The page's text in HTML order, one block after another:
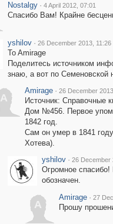
Nostalgy · 4 April 2012, 07:01
Спасибо Вам! Крайне
yshilov · 26 December 2013, 11:26
To Amirage
Поделитесь источником
знаю, а вот по Семеновской
A
Amirage · 26 December
Источник: Справочные
Дом №456. Первое
1842 год.
Сам он умер в 1841
Хотева).
yshilov · 26 December
Огромное спасибо!
обозначен.
A
Amirage · 27
Прошу